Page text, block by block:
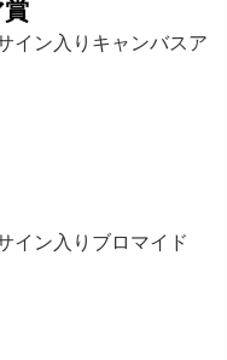
賞
イン入りキャンバスア
イン入りブロマイド